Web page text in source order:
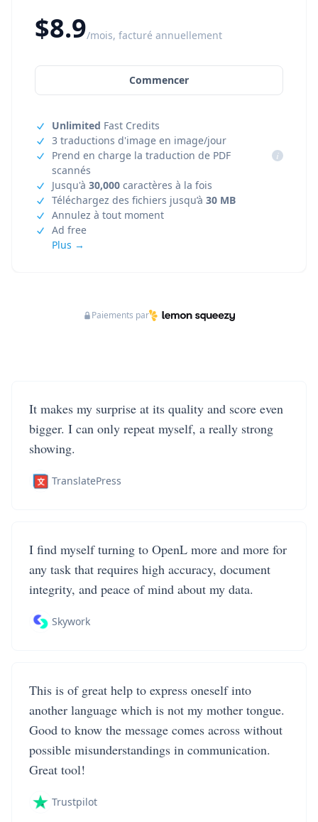
$8.9/mois, facturé annuellement
Commencer
Unlimited Fast Credits
3 traductions d'image en image/jour
Prend en charge la traduction de PDF
scannés
i
Jusqu'à 30,000 caractères à la fois
Téléchargez des fichiers jusqu’à 30 MB
Annulez à tout moment
Ad free
Plus →
Paiements par
It makes my surprise at its quality and score even
bigger. I can only repeat myself, a really strong
showing.
TranslatePress
I find myself turning to OpenL more and more for
any task that requires high accuracy, document
integrity, and peace of mind about my data.
Skywork
This is of great help to express oneself into
another language which is not my mother tongue.
Good to know the message comes across without
possible misunderstandings in communication.
Great tool!
Trustpilot